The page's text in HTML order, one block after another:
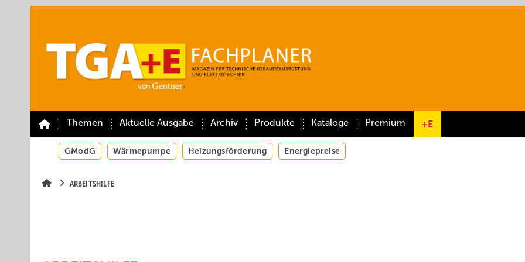
Themen Aktuelle Ausgabe Archiv Produkte Kataloge Premium +E
GModG Wärmepumpe Heizungsförderung Energiepreise
ARBEITSHILFE